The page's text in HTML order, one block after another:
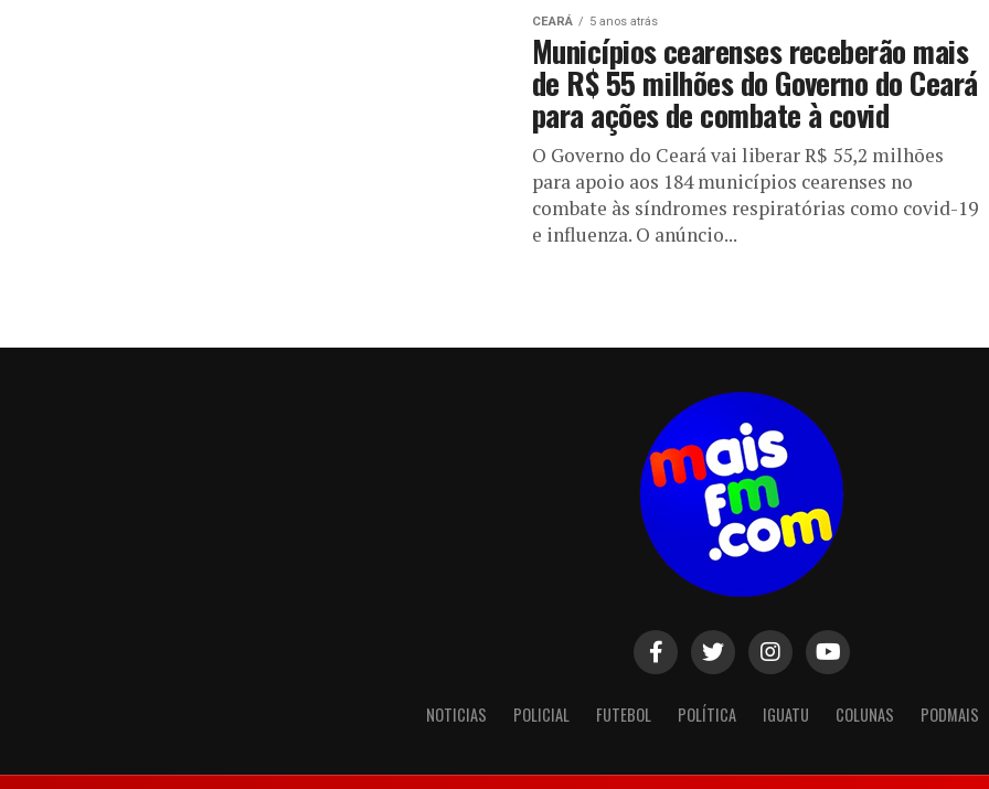
CEARÁ 5 anos atrás
Municípios cearenses receberão mais
de R$ 55 milhões do Governo do Ceará
para ações de combate à covid
O Governo do Ceará vai liberar R$ 55,2 milhões
para apoio aos 184 municípios cearenses no
combate às síndromes respiratórias como covid-19
e influenza. O anúncio...
NOTICIAS POLICIAL FUTEBOL POLÍTICA IGUATU COLUNAS PODMAIS